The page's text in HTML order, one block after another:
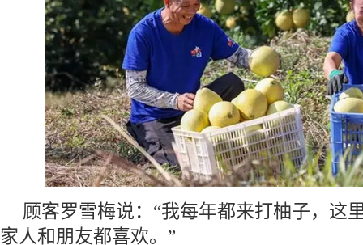
顾客罗雪梅说：“我每年都来打柚子，这
家人和朋友都喜欢。”